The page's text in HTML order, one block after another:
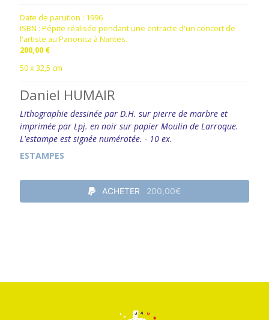
Date de parution : 1996
ISBN : Pépite réalisée pendant une entracte d'un concert de
l'artiste au Panonica à Nantes.
200,00 €
50 x 32,5 cm
Daniel HUMAIR
Lithographie dessinée par D.H. sur pierre de marbre et
imprimée par Lpj. en noir sur papier Moulin de Larroque.
L'estampe est signée numérotée. - 10 ex.
ESTAMPES
ACHETER 200,00€